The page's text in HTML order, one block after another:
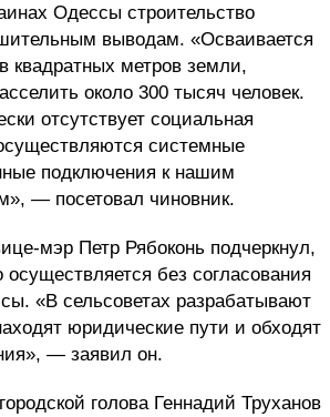
Одессы строительство
выводам. «Осваивается
квадратных метров земли,
около 300 тысяч человек.
отсутствует социальная
системные
подключения к нашим
— посетовал чиновник.
мэр Петр Рябоконь подчеркнул,
осуществляется без согласования
«В сельсоветах разрабатывают
юридические пути и обходят
— заявил он.
голова Геннадий Труханов